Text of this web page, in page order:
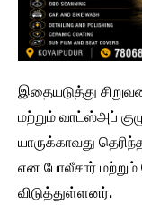
இதையடுத்து
மற்றும் வாட்ஸ்அப்
யாருக்காவது
என போலீசார்
விடுத்துள்ளனர்.